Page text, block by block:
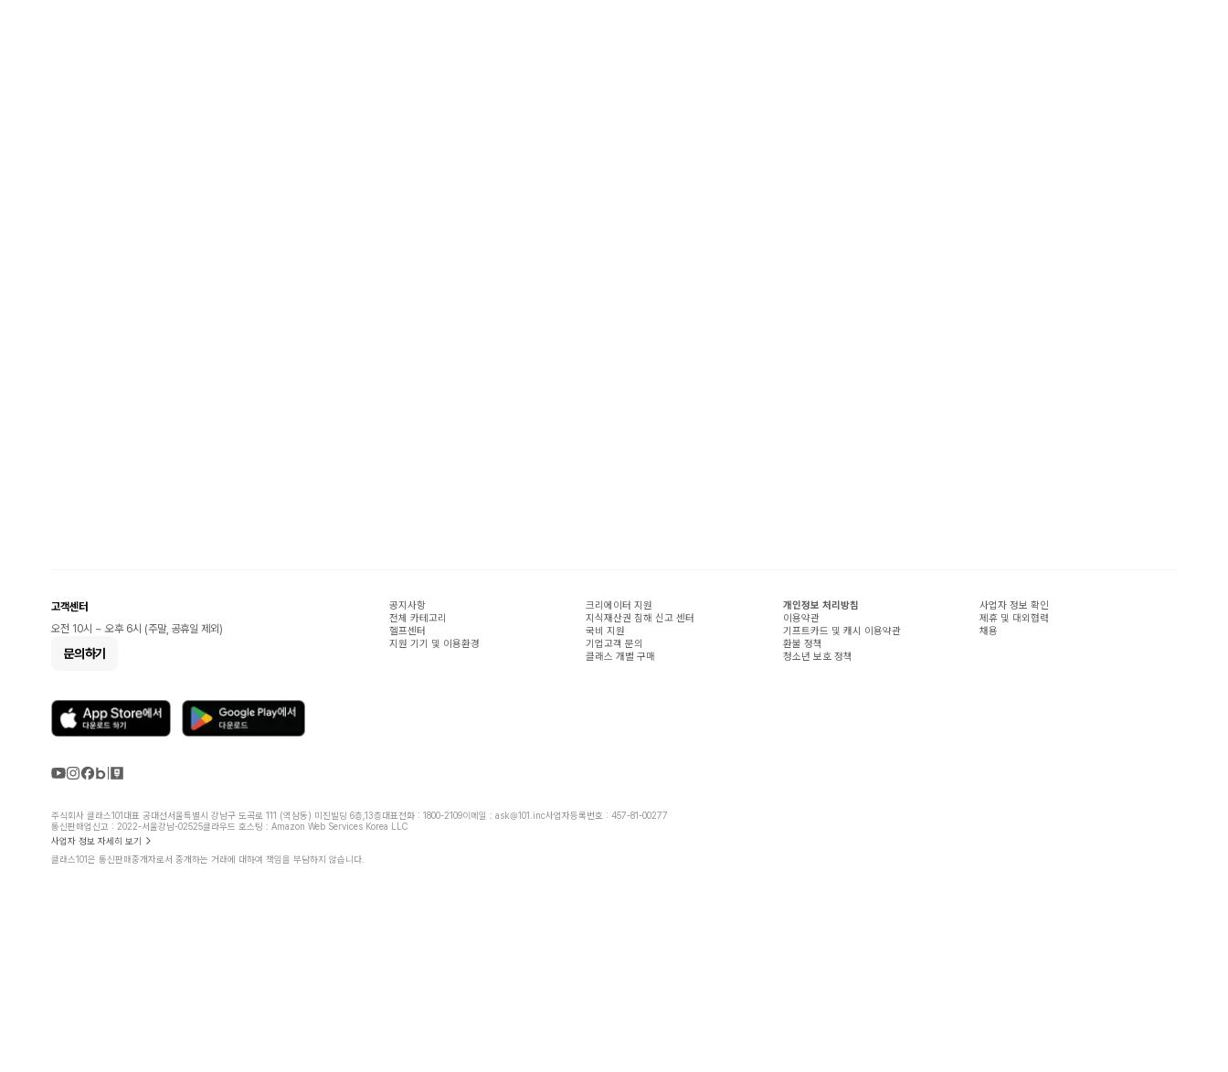
고객센터
오전 10시 ~ 오후 6시 (주말, 공휴일 제외)
문의하기
공지사항
전체 카테고리
헬프센터
지원 기기 및 이용환경
크리에이터 지원
지식재산권 침해 신고 센터
국비 지원
기업고객 문의
클래스 개별 구매
개인정보 처리방침
이용약관
기프트카드 및 캐시 이용약관
환불 정책
청소년 보호 정책
사업자 정보 확인
제휴 및 대외협력
채용
주식회사 클래스101대표 공대선서울특별시 강남구 도곡로 111 (역삼동) 미진빌딩 6층,13층대표전화 : 1800-2109이메일 : ask@101.inc사업자등록번호 : 457-81-00277
통신판매업신고 : 2022-서울강남-02525클라우드 호스팅 : Amazon Web Services Korea LLC
사업자 정보 자세히 보기
클래스101은 통신판매중개자로서 중개하는 거래에 대하여 책임을 부담하지 않습니다.